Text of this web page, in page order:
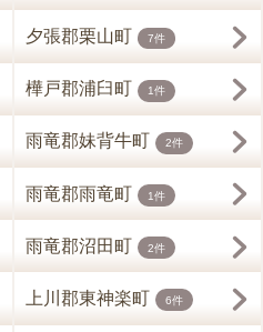
夕張郡栗山町 7件
樺戸郡浦臼町 1件
雨竜郡妹背牛町 2件
雨竜郡雨竜町 1件
雨竜郡沼田町 2件
上川郡東神楽町 6件